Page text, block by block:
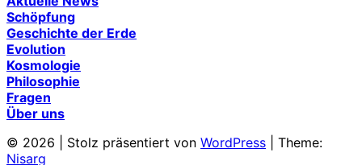
Schöpfung
Geschichte der Erde
Evolution
Kosmologie
Philosophie
Fragen
Über uns
© 2026
Stolz präsentiert von WordPress
Theme:
Nisarg